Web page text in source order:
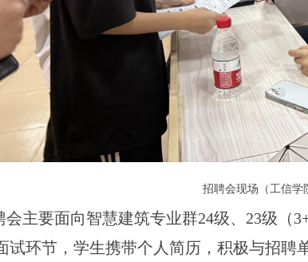
招聘会现场（工信学
会主要面向智慧建筑专业群24级、23级（
试环节，学生携带个人简历，积极与招聘